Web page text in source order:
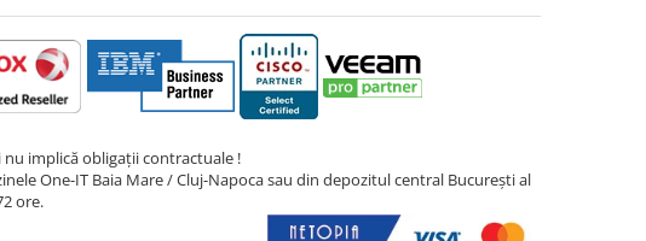
nu implică obligații contractuale !
One-IT Baia Mare / Cluj-Napoca sau din depozitul central București al
ore.